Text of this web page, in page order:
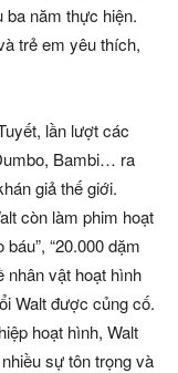
ba năm thực hiện.
trẻ em yêu thích,
lần lượt các
Bambi… ra
giả thế giới.
còn làm phim hoạt
“20.000 dặm
nhân vật hoạt hình
Walt được củng cố.
hoạt hình, Walt
sự tôn trọng và